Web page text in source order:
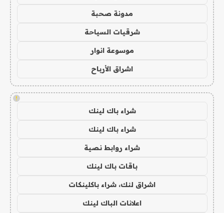
مدونة صحبة
شرقيات السياحة
موسوعة انوار
اشراق الأرباح
!
شراء باك لينك
شراء باك لينك
شراء روابط نصية
باقات باك لينك
اشراق لنك، شراء باكلينكات
اعلانات الباك لينك